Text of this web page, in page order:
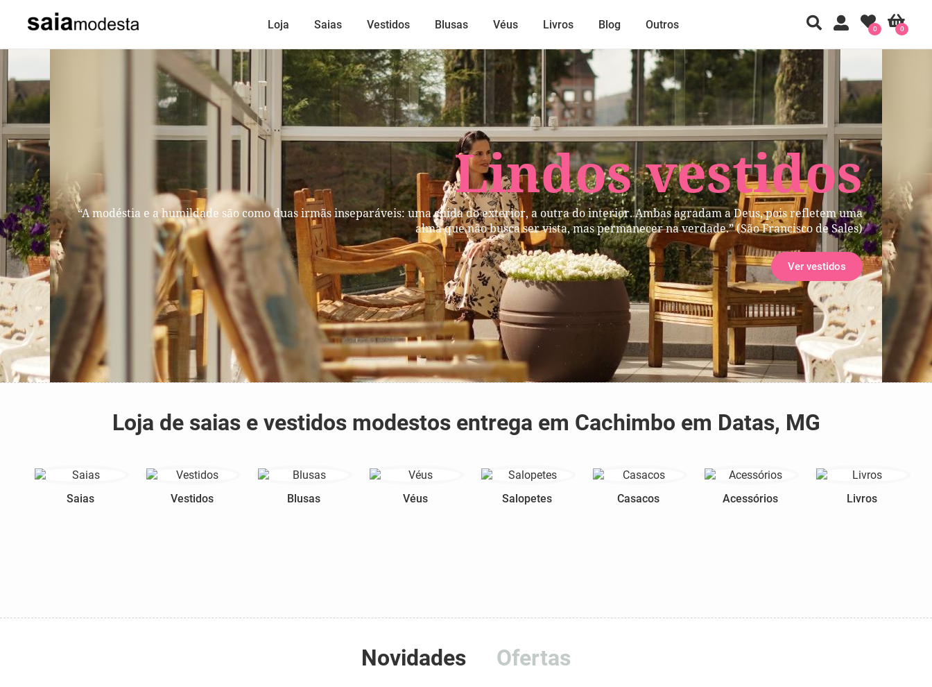
Lindos vestidos
“A modéstia e a humildade são como duas irmãs inseparáveis: uma cuida do exterior, a outra do interior. Ambas agradam a Deus, pois refletem uma
alma que não busca ser vista, mas permanecer na verdade.” (São Francisco de Sales)
Ver vestidos
Loja Saias Vestidos Blusas Véus Livros Blog Outros 0
0
Loja de saias e vestidos modestos entrega em Cachimbo em Datas, MG
Saias Vestidos Blusas Véus Salopetes Casacos Acessórios Livros
Novidades Ofertas